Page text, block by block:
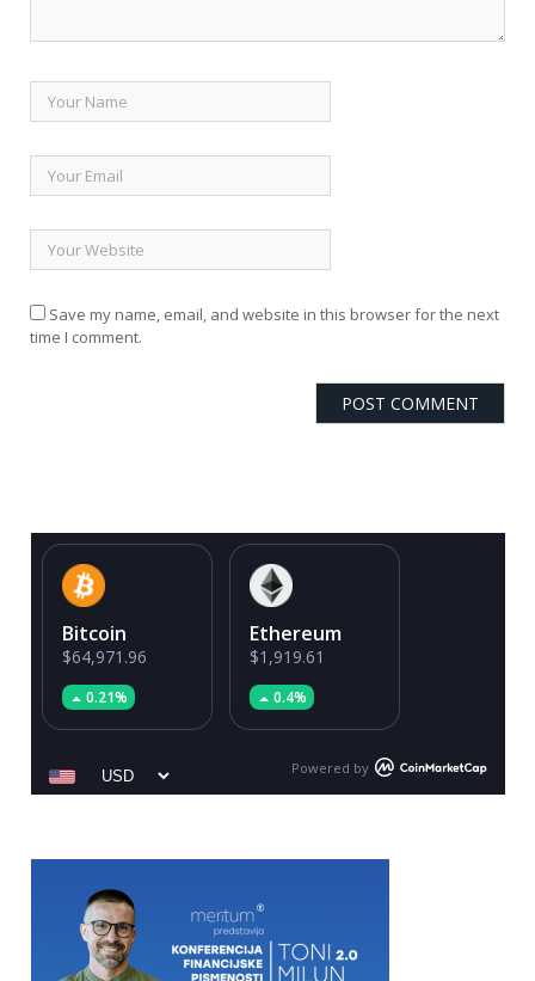
Save my name, email, and website in this browser for the next
time I comment.
Bitcoin
$64,971.96
0.21%
Ethereum
$1,919.61
0.4%
Powered by